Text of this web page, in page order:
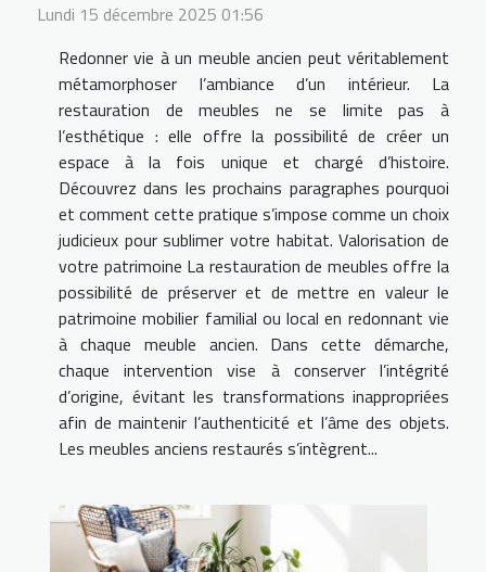
Lundi 15 décembre 2025 01:56
Redonner vie à un meuble ancien peut véritablement
métamorphoser l’ambiance d’un intérieur. La
restauration de meubles ne se limite pas à
l’esthétique : elle offre la possibilité de créer un
espace à la fois unique et chargé d’histoire.
Découvrez dans les prochains paragraphes pourquoi
et comment cette pratique s’impose comme un choix
judicieux pour sublimer votre habitat. Valorisation de
votre patrimoine La restauration de meubles offre la
possibilité de préserver et de mettre en valeur le
patrimoine mobilier familial ou local en redonnant vie
à chaque meuble ancien. Dans cette démarche,
chaque intervention vise à conserver l’intégrité
d’origine, évitant les transformations inappropriées
afin de maintenir l’authenticité et l’âme des objets.
Les meubles anciens restaurés s’intègrent...